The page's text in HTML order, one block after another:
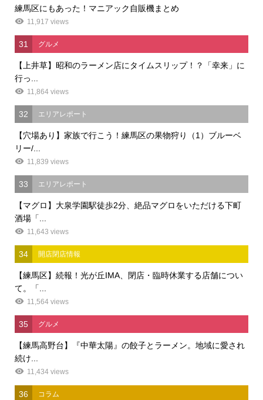
練馬区にもあった！マニアック自販機まとめ
11,917 views
31 グルメ
【上井草】昭和のラーメン店にタイムスリップ！？「幸来」に
行っ...
11,864 views
32 エリアレポート
【穴場あり】家族で行こう！練馬区の果物狩り（1）ブルーベ
リー/...
11,839 views
33 エリアレポート
【マグロ】大泉学園駅徒歩2分、絶品マグロをいただける下町
酒場「...
11,643 views
34 開店閉店情報
【練馬区】続報！光が丘IMA、閉店・臨時休業する店舗につい
て。「...
11,564 views
35 グルメ
【練馬高野台】『中華太陽』の餃子とラーメン。地域に愛され
続け...
11,434 views
36 コラム